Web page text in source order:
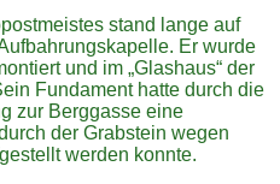
stand lange auf
Er wurde
und im „Glashaus“ der
Fundament hatte durch die
zur Berggasse eine
der Grabstein wegen
werden konnte.